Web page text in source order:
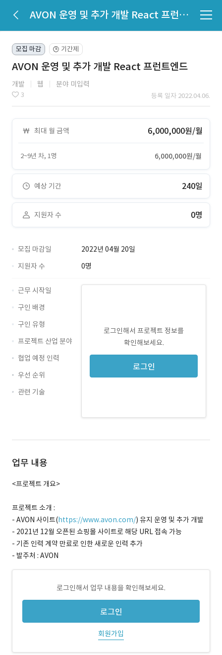
AVON 운영 및 추가 개발 React 프런트엔드
모집 마감 🕒 기간제
AVON 운영 및 추가 개발 React 프런트엔드
개발 웹 분야 미입력
3 등록 일자 2022.04.06.
최대 월 금액 6,000,000원/월
2~9년 차, 1명 6,000,000원/월
예상 기간 240일
지원자 수 0명
모집 마감일
2022년 04월 20일
지원자 수
0명
로그인해서 프로젝트 정보를
확인해보세요.
로그인
근무 시작일
구인 배경
구인 유형
프로젝트 산업 분야
협업 예정 인력
우선 순위
관련 기술
업무 내용
<프로젝트 개요>
프로젝트 소개 :
- AVON 사이트(https://www.avon.com/) 유지 운영 및 추가 개발
- 2021년 12월 오픈된 쇼핑몰 사이트로 해당 URL 접속 가능
- 기존 인력 계약 만료로 인한 새로운 인력 추가
- 발주처 : AVON
로그인해서 업무 내용을 확인해보세요.
로그인
회원가입